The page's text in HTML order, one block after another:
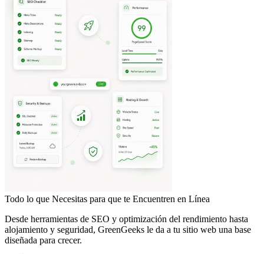
Todo lo que Necesitas para que te Encuentren en Línea
Desde herramientas de SEO y optimización del rendimiento hasta
alojamiento y seguridad, GreenGeeks le da a tu sitio web una base
diseñada para crecer.